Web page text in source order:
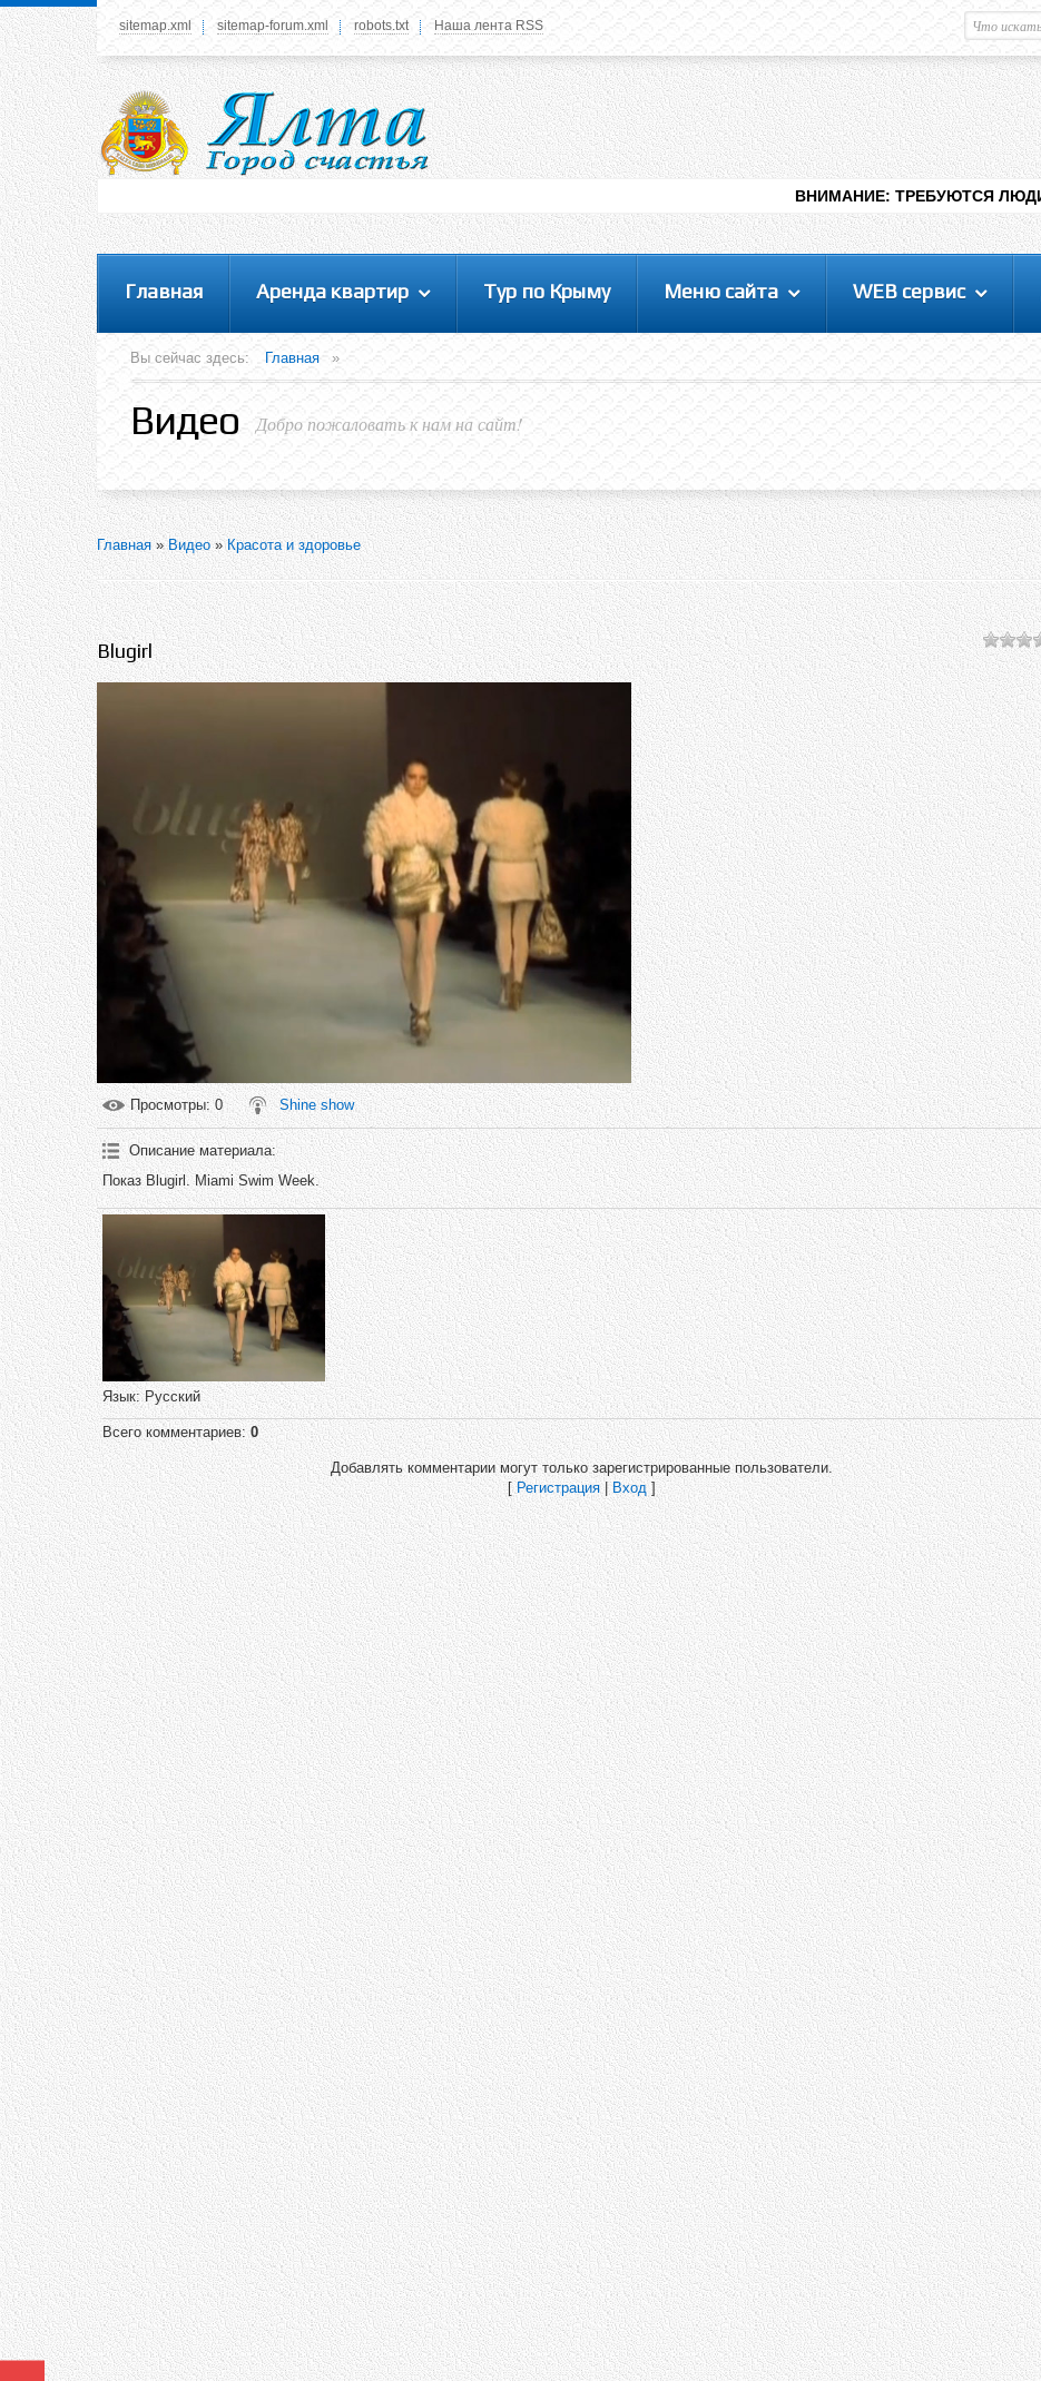
У вас нет прав просматривать данное меню,
пожалуйста, войдите на сайт под своим
логином или зарегестрируйтесь! Это позволит
вам пользоваться всеми функциями нашего
Здравствуйте уважаемыйГость. Чтобы
пользоваться данной панелью
управления, вам необходимо
авторизоваться на сайте под своим
логином, либо пройти регистрацию.
Меню
Вход
sitemap.xml sitemap-forum.xml robots.txt Наша лента RSS
ВНИМАНИЕ: ТРЕБУЮТСЯ ЛЮДИ ДЛЯ
Главная Аренда квартир Тур по Крыму Меню сайта WEB сервис
Вы сейчас здесь: Главная »
Видео Добро пожаловать к нам на сайт!
Главная»Видео»Красота и здоровье
Blugirl
Просмотры: 0 Shine show
Описание материала:
Показ Blugirl. Miami Swim Week.
Язык: Русский
Всего комментариев:0
Добавлять комментарии могут только зарегистрированные пользователи.
[Регистрация|Вход]